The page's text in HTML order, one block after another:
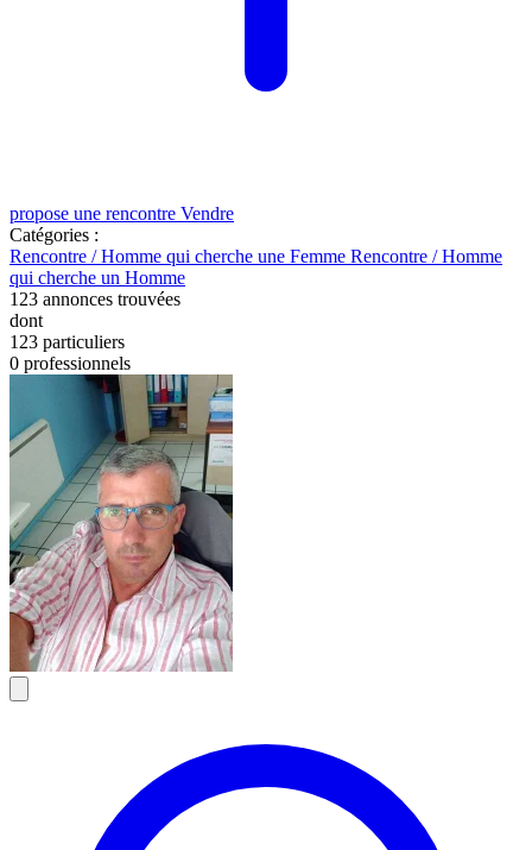
propose une rencontre Vendre
Catégories :
Rencontre / Homme qui cherche une Femme Rencontre / Homme
qui cherche un Homme
123 annonces trouvées
dont
123 particuliers
0 professionnels